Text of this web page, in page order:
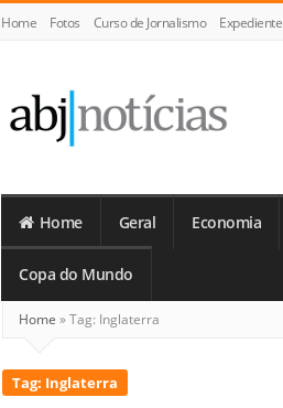
Home Fotos Curso de Jornalismo Expediente
Notícias
Home Geral Economia
Copa do Mundo
Home »Tag: Inglaterra
Tag: Inglaterra